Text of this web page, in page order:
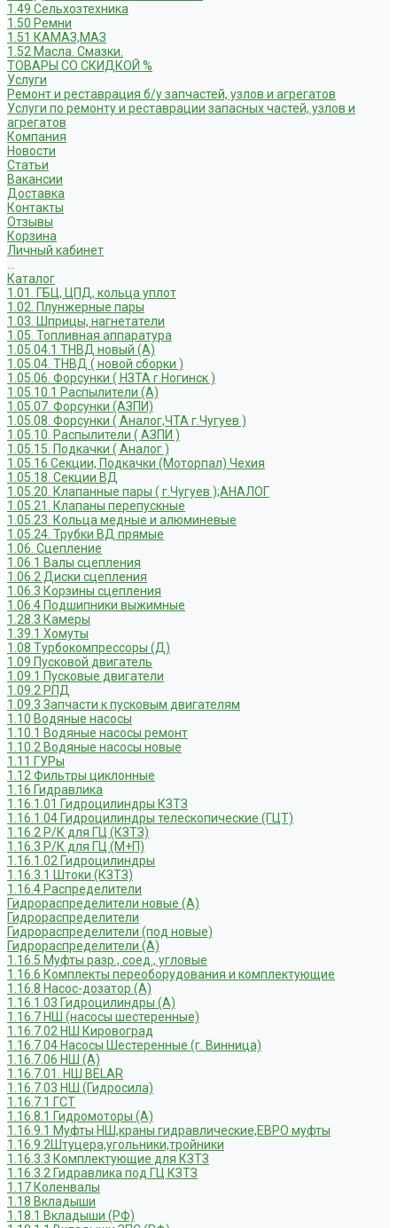
1.49 Сельхозтехника
1.50 Ремни
1.51 КАМАЗ,МАЗ
1.52 Масла. Смазки.
ТОВАРЫ СО СКИДКОЙ %
Услуги
Ремонт и реставрация б/у запчастей, узлов и агрегатов
Услуги по ремонту и реставрации запасных частей, узлов и
агрегатов
Компания
Новости
Статьи
Вакансии
Доставка
Контакты
Отзывы
Корзина
Личный кабинет
Каталог
1.01. ГБЦ, ЦПД, кольца уплот
1.02. Плунжерные пары
1.03. Шприцы, нагнетатели
1.05. Топливная аппаратура
1.05.04.1 ТНВД новый (А)
1.05.04. ТНВД ( новой сборки )
1.05.06. Форсунки ( НЗТА г.Ногинск )
1.05.10.1 Распылители (А)
1.05.07. Форсунки (АЗПИ)
1.05.08. Форсунки ( Аналог,ЧТА г.Чугуев )
1.05.10. Распылители ( АЗПИ )
1.05.15. Подкачки ( Аналог )
1.05.16 Секции, Подкачки (Моторпал) Чехия
1.05.18. Секции ВД
1.05.20. Клапанные пары ( г.Чугуев );АНАЛОГ
1.05.21. Клапаны перепускные
1.05.23. Кольца медные и алюминевые
1.05.24. Трубки ВД прямые
1.06. Сцепление
1.06.1 Валы сцепления
1.06.2 Диски сцепления
1.06.3 Корзины сцепления
1.06.4 Подшипники выжимные
1.28.3 Камеры
1.39.1 Хомуты
1.08 Турбокомпрессоры (Д)
1.09 Пусковой двигатель
1.09.1 Пусковые двигатели
1.09.2 РПД
1.09.3 Запчасти к пусковым двигателям
1.10 Водяные насосы
1.10.1 Водяные насосы ремонт
1.10.2 Водяные насосы новые
1.11 ГУРы
1.12 Фильтры циклонные
1.16 Гидравлика
1.16.1.01 Гидроцилиндры КЗТЗ
1.16.1.04 Гидроцилиндры телескопические (ГЦТ)
1.16.2 Р/К для ГЦ (КЗТЗ)
1.16.3 Р/К для ГЦ (М+П)
1.16.1.02 Гидроцилиндры
1.16.3.1 Штоки (КЗТЗ)
1.16.4 Распределители
Гидрораспределители новые (А)
Гидрораспределители
Гидрораспределители (под новые)
Гидрораспределители (А)
1.16.5 Муфты разр., соед., угловые
1.16.6 Комплекты переоборудования и комплектующие
1.16.8 Насос-дозатор (А)
1.16.1.03 Гидроцилиндры (А)
1.16.7 НШ (насосы шестеренные)
1.16.7.02 НШ Кировоград
1.16.7.04 Насосы Шестеренные (г. Винница)
1.16.7.06 НШ (А)
1.16.7.01. НШ BELAR
1.16.7.03 НШ (Гидросила)
1.16.7.1 ГСТ
1.16.8.1 Гидромоторы (А)
1.16.9.1 Муфты НШ,краны гидравлические,ЕВРО муфты
1.16.9.2Штуцера,угольники,тройники
1.16.3.3 Комплектующие для КЗТЗ
1.16.3.2 Гидравлика под ГЦ КЗТЗ
1.17 Коленвалы
1.18 Вкладыши
1.18.1 Вкладыши (РФ)